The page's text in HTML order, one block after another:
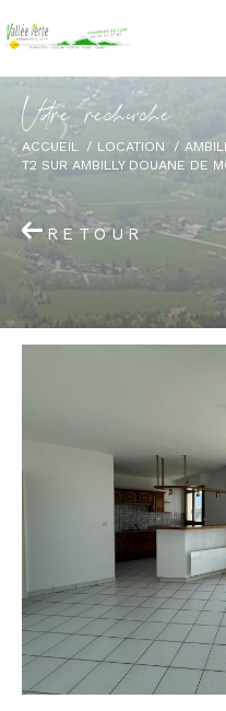
Vore recece
ACCUEIL LOCATION
T2 SUR AMBILLY DOUANE DE
RETOUR